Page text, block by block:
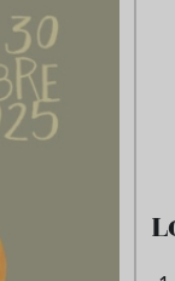
de verduras
todo agosto